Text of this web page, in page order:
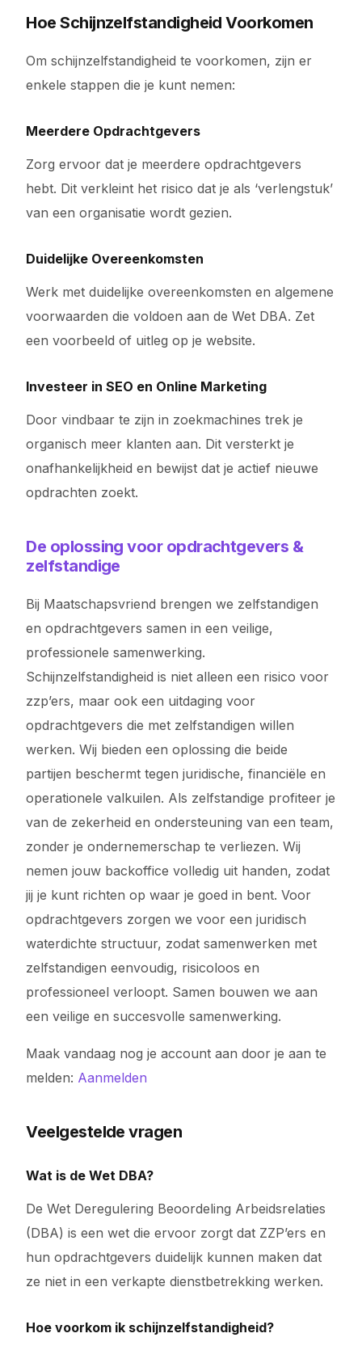
Hoe Schijnzelfstandigheid Voorkomen
Om schijnzelfstandigheid te voorkomen, zijn er
enkele stappen die je kunt nemen:
Meerdere Opdrachtgevers
Zorg ervoor dat je meerdere opdrachtgevers
hebt. Dit verkleint het risico dat je als ‘verlengstuk’
van een organisatie wordt gezien.
Duidelijke Overeenkomsten
Werk met duidelijke overeenkomsten en algemene
voorwaarden die voldoen aan de Wet DBA. Zet
een voorbeeld of uitleg op je website.
Investeer in SEO en Online Marketing
Door vindbaar te zijn in zoekmachines trek je
organisch meer klanten aan. Dit versterkt je
onafhankelijkheid en bewijst dat je actief nieuwe
opdrachten zoekt.
De oplossing voor opdrachtgevers &
zelfstandige
Bij Maatschapsvriend brengen we zelfstandigen
en opdrachtgevers samen in een veilige,
professionele samenwerking.
Schijnzelfstandigheid is niet alleen een risico voor
zzp’ers, maar ook een uitdaging voor
opdrachtgevers die met zelfstandigen willen
werken. Wij bieden een oplossing die beide
partijen beschermt tegen juridische, financiële en
operationele valkuilen. Als zelfstandige profiteer je
van de zekerheid en ondersteuning van een team,
zonder je ondernemerschap te verliezen. Wij
nemen jouw backoffice volledig uit handen, zodat
jij je kunt richten op waar je goed in bent. Voor
opdrachtgevers zorgen we voor een juridisch
waterdichte structuur, zodat samenwerken met
zelfstandigen eenvoudig, risicoloos en
professioneel verloopt. Samen bouwen we aan
een veilige en succesvolle samenwerking.
Maak vandaag nog je account aan door je aan te
melden: Aanmelden
Veelgestelde vragen
Wat is de Wet DBA?
De Wet Deregulering Beoordeling Arbeidsrelaties
(DBA) is een wet die ervoor zorgt dat ZZP’ers en
hun opdrachtgevers duidelijk kunnen maken dat
ze niet in een verkapte dienstbetrekking werken.
Hoe voorkom ik schijnzelfstandigheid?